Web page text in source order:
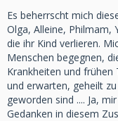
Es beherrscht mich
Olga, Alleine, Philmam,
die ihr Kind verlieren.
Menschen begegnen,
Krankheiten und
und erwarten, geheilt
geworden sind .... Ja,
Gedanken in diesem